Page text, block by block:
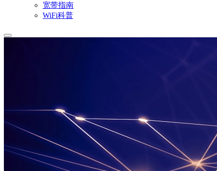
宽带指南
WiFi科普